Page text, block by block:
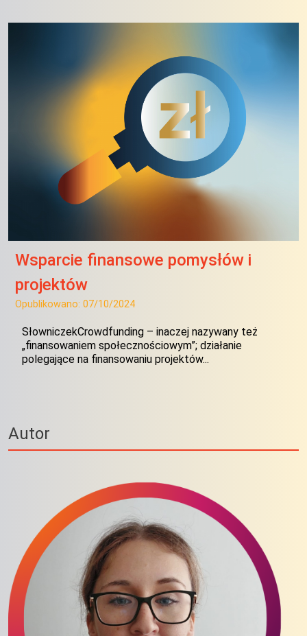
Wsparcie finansowe pomysłów i
projektów
Opublikowano: 07/10/2024
SłowniczekCrowdfunding – inaczej nazywany też
„finansowaniem społecznościowym”; działanie
polegające na finansowaniu projektów...
Autor